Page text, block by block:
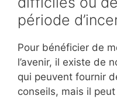
période
Pour bénéficier de
l’avenir, il existe de
qui peuvent fournir
conseils, mais il